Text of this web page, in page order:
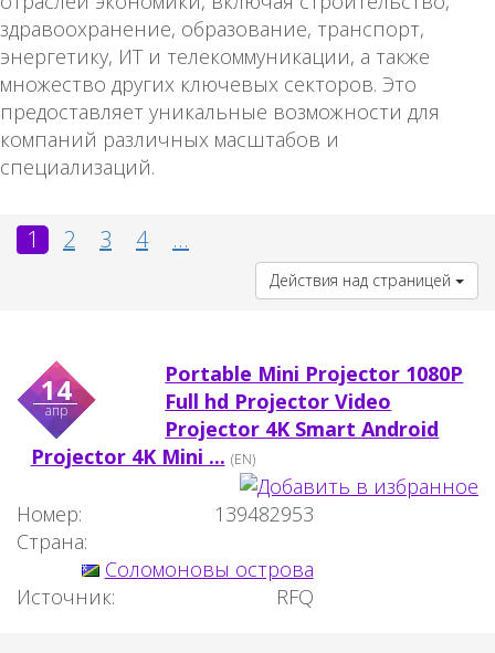
здравоохранение, образование, транспорт,
энергетику, ИТ и телекоммуникации, а также
множество других ключевых секторов. Это
предоставляет уникальные возможности для
компаний различных масштабов и
специализаций.
1 2 3 4 ...
Действия над страницей
14
апр
Portable Mini Projector 1080P
Full hd Projector Video
Projector 4K Smart Android
Projector 4K Mini ... (EN)
Номер:
139482953
Страна:
Соломоновы острова
Источник:
RFQ